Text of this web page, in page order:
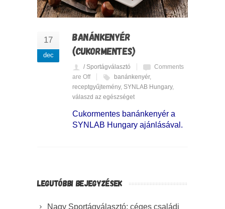
17
dec
BANÁNKENYÉR
(CUKORMENTES)
/ Sportágválasztó
Comments
are Off
banánkenyér,
receptgyűjtemény, SYNLAB Hungary,
válaszd az egészséget
Cukormentes banánkenyér a
SYNLAB Hungary ajánlásával.
LEGUTÓBBI BEJEGYZÉSEK
Nagy Sportágválasztó: céges családi